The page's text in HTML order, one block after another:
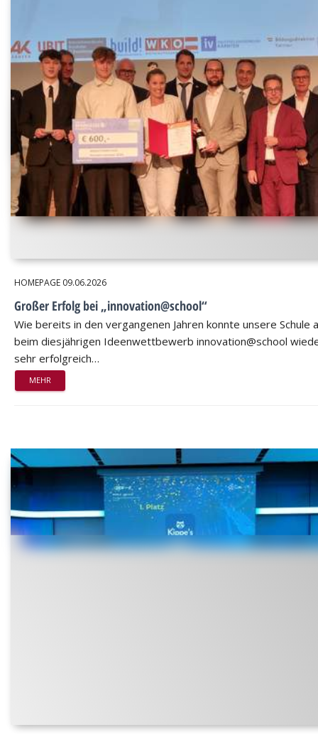
HOMEPAGE 09.06.2026
Großer Erfolg bei „innovation@school“
Wie bereits in den vergangenen Jahren konnte unsere Schule
beim diesjährigen Ideenwettbewerb innovation@school
sehr erfolgreich…
MEHR